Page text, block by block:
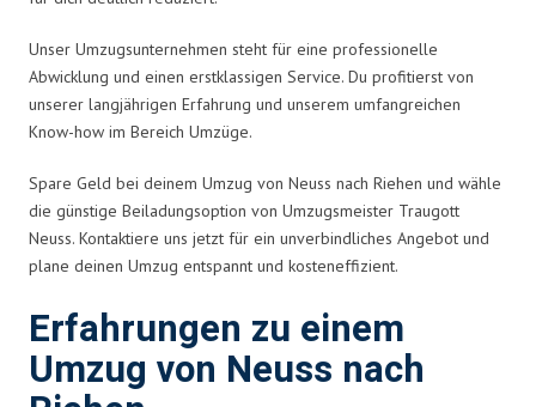
Unser Umzugsunternehmen steht für eine professionelle
Abwicklung und einen erstklassigen Service. Du profitierst von
unserer langjährigen Erfahrung und unserem umfangreichen
Know-how im Bereich Umzüge.
Spare Geld bei deinem Umzug von Neuss nach Riehen und wähle
die günstige Beiladungsoption von Umzugsmeister Traugott
Neuss. Kontaktiere uns jetzt für ein unverbindliches Angebot und
plane deinen Umzug entspannt und kosteneffizient.
Erfahrungen zu einem
Umzug von Neuss nach